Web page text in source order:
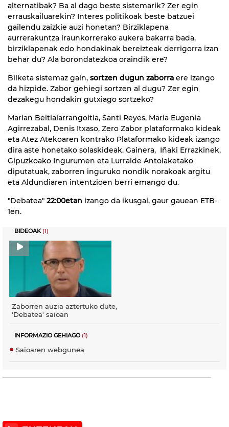
alternatibak? Ba al dago beste sistemarik? Zer egin
errauskailuarekin? Interes politikoak beste batzuei
gailendu zaizkie auzi honetan? Birziklapena
aurrerakuntza iraunkorrerako aukera bakarra bada,
birziklapenak edo hondakinak bereizteak derrigorra izan
behar du? Ala borondatezkoa oraindik ere?
Bilketa sistemaz gain, sortzen dugun zaborra ere izango
da hizpide. Zabor gehiegi sortzen al dugu? Zer egin
dezakegu hondakin gutxiago sortzeko?
Marian Beitialarrangoitia, Santi Reyes, Maria Eugenia
Agirrezabal, Denis Itxaso, Zero Zabor plataformako kideak
eta Atez Atekoaren kontrako Plataformako kideak izango
dira aste honetako solaskideak. Gainera, Iñaki Errazkinek,
Gipuzkoako Ingurumen eta Lurralde Antolaketako
diputatuak, zaborren inguruko nondik norakoak argitu
eta Aldundiaren intentzioen berri emango du.
"Debatea" 22:00etan izango da ikusgai, gaur gauean ETB-
1en.
BIDEOAK (1)
Zaborren auzia aztertuko dute,
'Debatea' saioan
INFORMAZIO GEHIAGO(1)
Saioaren webgunea